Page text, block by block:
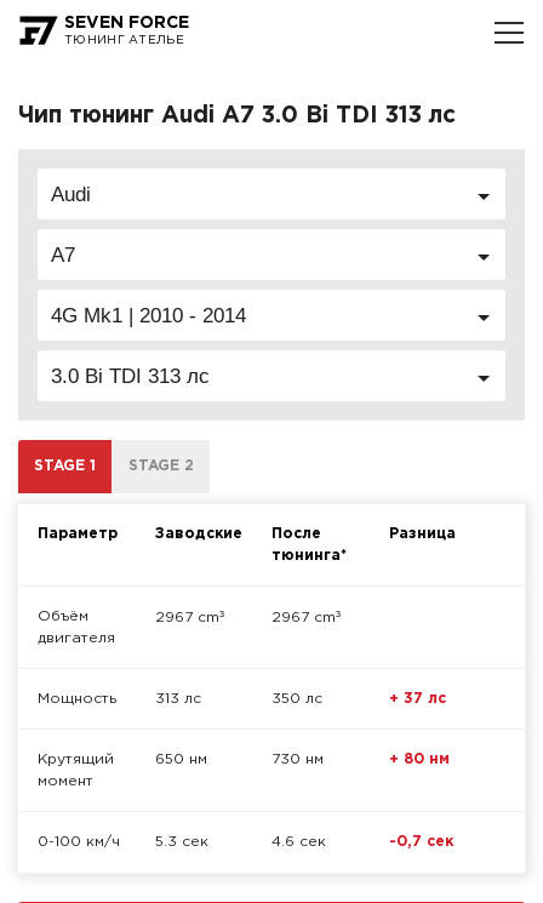
SEVEN FORCE
ТЮНИНГ АТЕЛЬЕ
Чип тюнинг Audi A7 3.0 Bi TDI 313 лс
Audi
A7
4G Mk1 | 2010 - 2014
3.0 Bi TDI 313 лс
STAGE 1 STAGE 2
Параметр Заводские
После
тюнинга*
Разница
Объём
двигателя
2967 cm³ 2967 cm³
Мощность 313 лс 350 лс + 37 лс
Крутящий
момент
650 нм 730 нм + 80 нм
0-100 км/ч 5.3 сек 4.6 сек -0,7 сек